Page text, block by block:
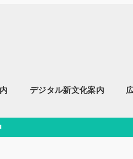
デジタル新文化案内